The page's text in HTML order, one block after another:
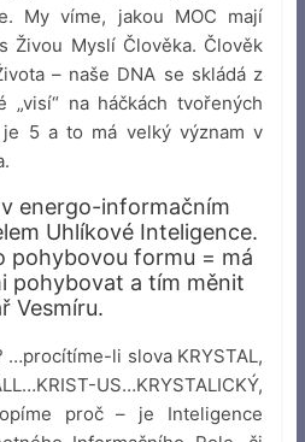
My víme, jakou MOC mají
Živou Myslí Člověka. Člověk
– naše DNA se skládá z
„visí“ na háčkách tvořených
5 a to má velký význam v
energo-informačním
Uhlíkové Inteligence.
pohybovou formu = má
pohybovat a tím měnit
Vesmíru.
…procítíme-li slova KRYSTAL,
US…KRYSTALICKÝ,
proč – je Inteligence